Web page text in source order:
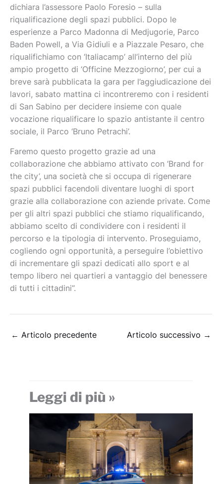
dichiara l’assessore Paolo Foresio – sulla
riqualificazione degli spazi pubblici. Dopo le
esperienze a Parco Madonna di Medjugorie, Parco
Baden Powell, a Via Gidiuli e a Piazzale Pesaro, che
riqualifichiamo con ‘Italiacamp’ all’interno del più
ampio progetto di ‘Officine Mezzogiorno’, per cui a
breve sarà pubblicata la gara per l’aggiudicazione dei
lavori, sabato mattina ci incontreremo con i residenti
di San Sabino per decidere insieme con quale
vocazione riqualificare lo spazio antistante il centro
sociale, il Parco ‘Bruno Petrachi’.
Faremo questo progetto grazie ad una
collaborazione che abbiamo attivato con ‘Brand for
the city’, una società che si occupa di rigenerare
spazi pubblici facendoli diventare luoghi di sport
grazie alla collaborazione con aziende private. Come
per gli altri spazi pubblici che stiamo riqualificando,
abbiamo scelto di condividere con i residenti il
percorso e la tipologia di intervento. Proseguiamo,
cogliendo ogni opportunità, a perseguire l’obiettivo
di incrementare gli spazi dedicati allo sport e al
tempo libero nei quartieri a vantaggio del benessere
di tutti i cittadini”.
← Articolo precedente Articolo successivo →
Leggi di più »